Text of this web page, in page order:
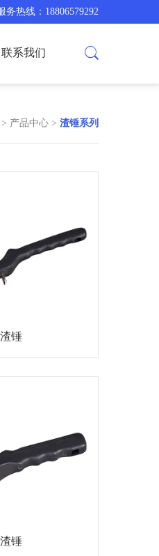
务热线：18806579292
联系我们
> 产品中心 > 渣锤系列
锤
锤